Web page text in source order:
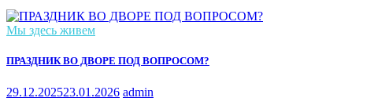
Мы здесь живем
ПРАЗДНИК ВО ДВОРЕ ПОД ВОПРОСОМ?
29.12.202523.01.2026 admin